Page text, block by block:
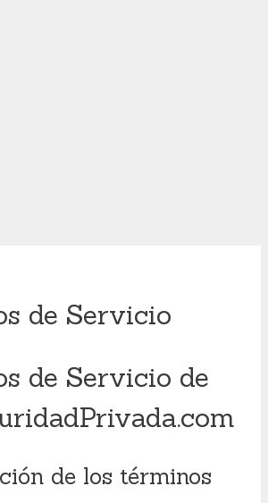
de Servicio
de Servicio de
de los términos